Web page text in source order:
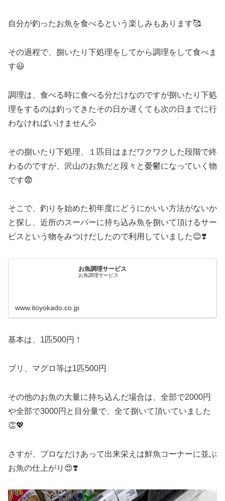
自分が釣ったお魚を食べるという楽しみもあります🥰
その過程で、捌いたり下処理をしてから調理をして食べま
す😃
調理は、食べる時に食べる分だけなのですが捌いたり下処
理をするのは釣ってきたその日か遅くても次の日までに行
わなければいけません💦
その捌いたり下処理、１匹目はまだワクワクした段階で終
わるのですが、沢山のお魚だと段々と憂鬱になっていく物
です😨
そこで、釣りを始めた初年度にどうにかいい方法がないか
と探し、近所のスーパーに持ち込み魚を捌いて頂けるサー
ビスという物をみつけだしたので利用していました😊❣️
お魚調理サービス
お魚調理サービス
www.itoyokado.co.jp
基本は、1匹500円！
ブリ、マグロ等は1匹500円
その他のお魚の大量に持ち込んだ場合は、全部で2000円
や全部で3000円と目分量で、全て捌いて頂いていました
👏💖
さすが、プロなだけあって出来栄えは鮮魚コーナーに並ぶ
お魚の仕上がり😍❣️